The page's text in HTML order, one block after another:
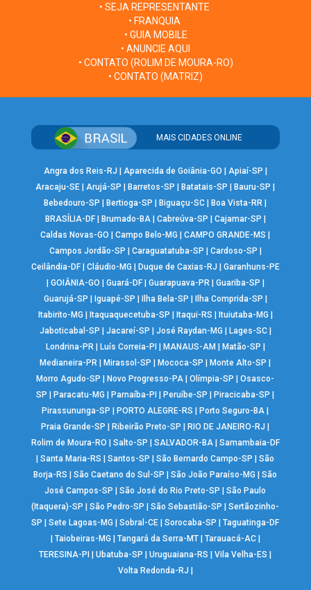
• SEJA REPRESENTANTE
• FRANQUIA
• GUIA MOBILE
• ANUNCIE AQUI
• CONTATO (ROLIM DE MOURA-RO)
• CONTATO (MATRIZ)
MAIS CIDADES ONLINE
Angra dos Reis-RJ Aparecida de Goiânia-GO Apiaí-SP
Aracaju-SE |Arujá-SP Barretos-SP Batatais-SP Bauru-SP
Bebedouro-SP
Bertioga-SP Biguaçu-SC Boa Vista-RR
BRASÍLIA-DF| Brumado-BA| Cabreúva-SP Cajamar-SP
Caldas Novas-GO
|Campo Belo-MG |CAMPO GRANDE-MS
Campos Jordão-SP
Caraguatatuba-SP Cardoso-SP
Ceilândia-DF| Cláudio-MG Duque de Caxias-RJ
Garanhuns-PE
GOIÂNIA-GO Guará-DF| Guarapuava-PR| Guariba-SP
Guarujá-SP
Iguapé-SP Ilha Bela-SP Ilha Comprida-SP
Itabirito-MG
Itaquaquecetuba-SP Itaqui-RS Ituiutaba-MG
Jaboticabal-SP
Jacareí-SP José Raydan-MG Lages-SC|
Londrina-PR| Luís Correia-PI MANAUS-AM Matão-SP
Medianeira-PR
Mirassol-SP Mococa-SP Monte Alto-SP
Morro Agudo-SP
Novo Progresso-PA |Olímpia-SP |Osasco-
SP
Paracatu-MG Parnaíba-PI Peruíbe-SP Piracicaba-SP
Pirassununga-SP
PORTO ALEGRE-RS Porto Seguro-BA
Praia Grande-SP
Ribeirão Preto-SP RIO DE JANEIRO-RJ
Rolim de Moura-RO
Salto-SP SALVADOR-BA| Samambaia-DF
|Santa Maria-RS |Santos-SP |São Bernardo Campo-SP |São
Borja-RS
|São Caetano do Sul-SP |São João Paraíso-MG |São
José Campos-SP
|São José do Rio Preto-SP |São Paulo
(Itaquera)-SP
|São Pedro-SP |São Sebastião-SP |Sertãozinho-
SP
|Sete Lagoas-MG |Sobral-CE |Sorocaba-SP |Taguatinga-DF
Taiobeiras-MG Tangará da Serra-MT| Tarauacá-AC|
TERESINA-PI
|Ubatuba-SP |Uruguaiana-RS |Vila Velha-ES
Volta Redonda-RJ